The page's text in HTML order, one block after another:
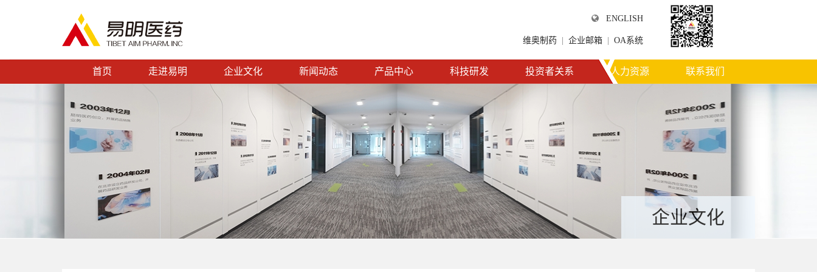
ENGLISH
维奥制药 企业邮箱 OA系统
首页 走进易明 企业文化 新闻动态 产品中心 科技研发 投资者关系 人力资源 联系我们
企业文化